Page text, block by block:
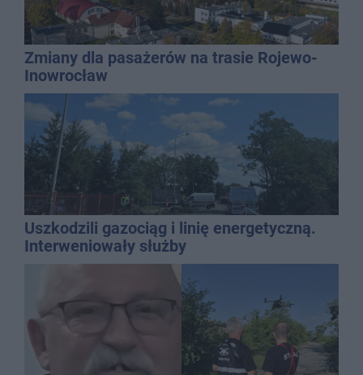
Zmiany dla pasażerów na trasie Rojewo-
Inowrocław
Uszkodzili gazociąg i linię energetyczną.
Interweniowały służby